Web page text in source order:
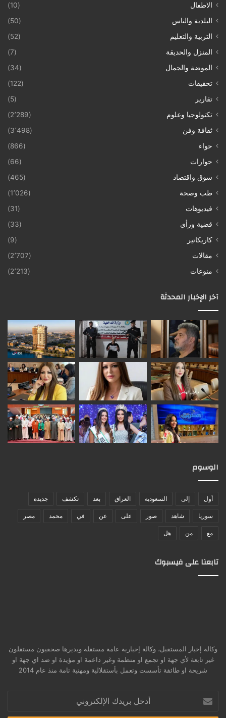
الاطفال
(10)
البلدية والناس
(50)
التربية والتعليم
(52)
المنزل والحديقة
(7)
الموضة والجمال
(34)
تحقيقات
(122)
تقارير
(5)
تكنولوجيا وعلوم
(2٬289)
ثقافة وفن
(3٬498)
حواء
(866)
حوارات
(66)
سوق واقتصاد
(465)
طب وصحة
(1٬026)
فيديوهات
(31)
قضية ورأي
(33)
كاريكاتير
(9)
مقالات
(2٬707)
منوعات
(2٬213)
آخر الإخبار المحدثة
الوسوم
أول إلى السعودية العراق بعد تكشف جديدة
سوريا شاهد صور على عن في محمد مصر
مع من هل
تابعنا على فيسبوك
وكالة إخبار المستقبل، وكالة إخبارية عامة مستقلة ويديرها صحفيون مستقلون
غير تابعة لأي جهة او تجمع او منظمة وغير داعمة او مؤيدة او ضد اي جهة او
شريحة او طائفة تأسست وتعمل بأستقلالية ومهنية تامة منذ عام 2014
بريدك
الإلكتروني